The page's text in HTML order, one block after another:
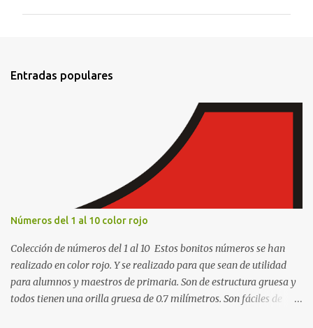
t
Entradas populares
Números del 1 al 10 color rojo
Colección de números del 1 al 10 Estos bonitos números se han
realizado en color rojo. Y se realizado para que sean de utilidad
para alumnos y maestros de primaria. Son de estructura gruesa y
todos tienen una orilla gruesa de 0.7 milímetros. Son fáciles de